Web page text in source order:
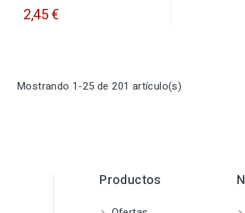
2,45 €
Mostrando 1-25 de 201 artículo(s)
Productos